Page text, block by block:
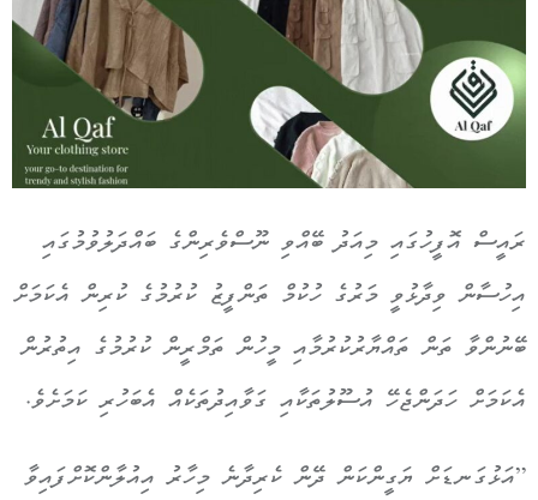
ރައީސް އޮފީހުގައި މިއަދު ބޭއްވި ނޫސްވެރިންގެ ބައްދަލުވުމުގައި
އިހުސާން ވިދާޅުވީ މަރުގެ ހުކުމް ތަންފީޒު ކުރުމުގެ ކުރިން އެކަމަށް
ބޭނުންވާ ތަން ތައްޔާރުކުރުމާއި މީހުން ތަމްރީން ކުރުމުގެ އިތުރުން
އެކަމަށް ހަދަންޖެހޭ އުސޫލުތަކާއި ގަވާއިދުތަކެއް އެބަހުރި ކަމަށެވެ.
”އަޅުގަނޑަށް ޔަގީންކަން ދޭން ކެރިދާނެ މިހާރު އިއުލާންކޮށްފައިވާ